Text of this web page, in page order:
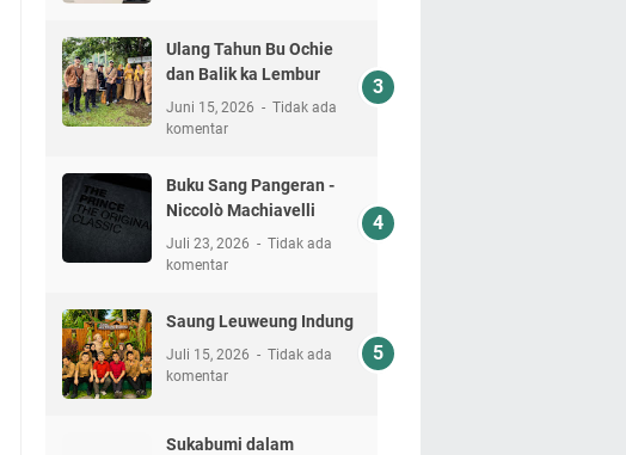
Ulang Tahun Bu Ochie
dan Balik ka Lembur
Juni 15, 2026
Tidak ada
komentar
Buku Sang Pangeran -
Niccolò Machiavelli
Juli 23, 2026
Tidak ada
komentar
Saung Leuweung Indung
Juli 15, 2026
Tidak ada
komentar
Sukabumi dalam